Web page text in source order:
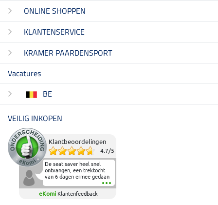
ONLINE SHOPPEN
KLANTENSERVICE
KRAMER PAARDENSPORT
Vacatures
BE
VEILIG INKOPEN
Klantbeoordelingen
4.7/5
De seat saver heel snel
ontvangen, een trektocht
van 6 dagen ermee gedaan
en deze heeft de beproeving
fantastisch doorstaan.
Heerlijk zacht om op te
eKomi Klantenfeedback